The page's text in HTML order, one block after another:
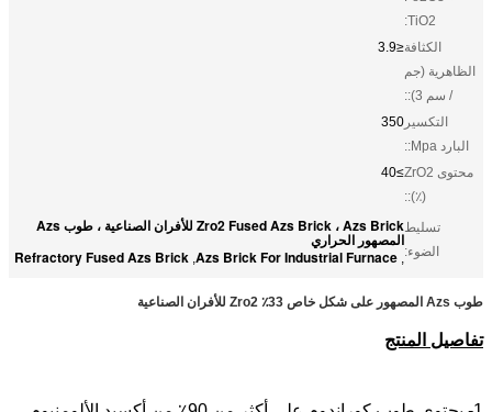
TiO2:
الكثافة
الظاهرية (جم
/ سم 3)::
≤3.9
التكسير
البارد Mpa::
350
محتوى ZrO2
(٪)::
≥40
تسليط
الضوء:
Zro2 Fused Azs Brick ، ​​Azs Brick للأفران الصناعية ، طوب Azs
المصهور الحراري
,
Azs Brick For Industrial Furnace
,
Refractory Fused Azs Brick
طوب Azs المصهور على شكل خاص 33٪ Zro2 للأفران الصناعية
تفاصيل المنتج